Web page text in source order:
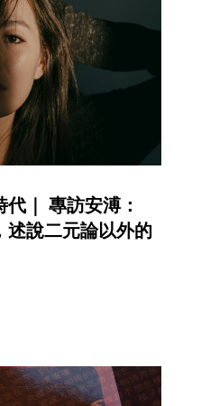
｜ 專訪安溥：
述說二元論以外的